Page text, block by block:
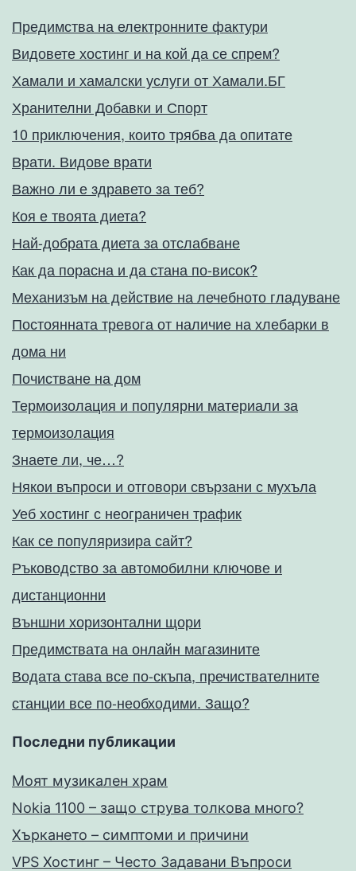
Предимства на електронните фактури
Видовете хостинг и на кой да се спрем?
Хамали и хамалски услуги от Хамали.БГ
Хранителни Добавки и Спорт
10 приключения, които трябва да опитате
Врати. Видове врати
Важно ли е здравето за теб?
Коя е твоята диета?
Най-добрата диета за отслабване
Как да порасна и да стана по-висок?
Механизъм на действие на лечебното гладуване
Постоянната тревога от наличие на хлебарки в
дома ни
Почистване на дом
Термоизолация и популярни материали за
термоизолация
Знаете ли, че…?
Някои въпроси и отговори свързани с мухъла
Уеб хостинг с неограничен трафик
Как се популяризира сайт?
Ръководство за автомобилни ключове и
дистанционни
Външни хоризонтални щори
Предимствата на онлайн магазините
Водата става все по-скъпа, пречиствателните
станции все по-необходими. Защо?
Последни публикации
Моят музикален храм
Nokia 1100 – защо струва толкова много?
Хъркането – симптоми и причини
VPS Хостинг – Често Задавани Въпроси